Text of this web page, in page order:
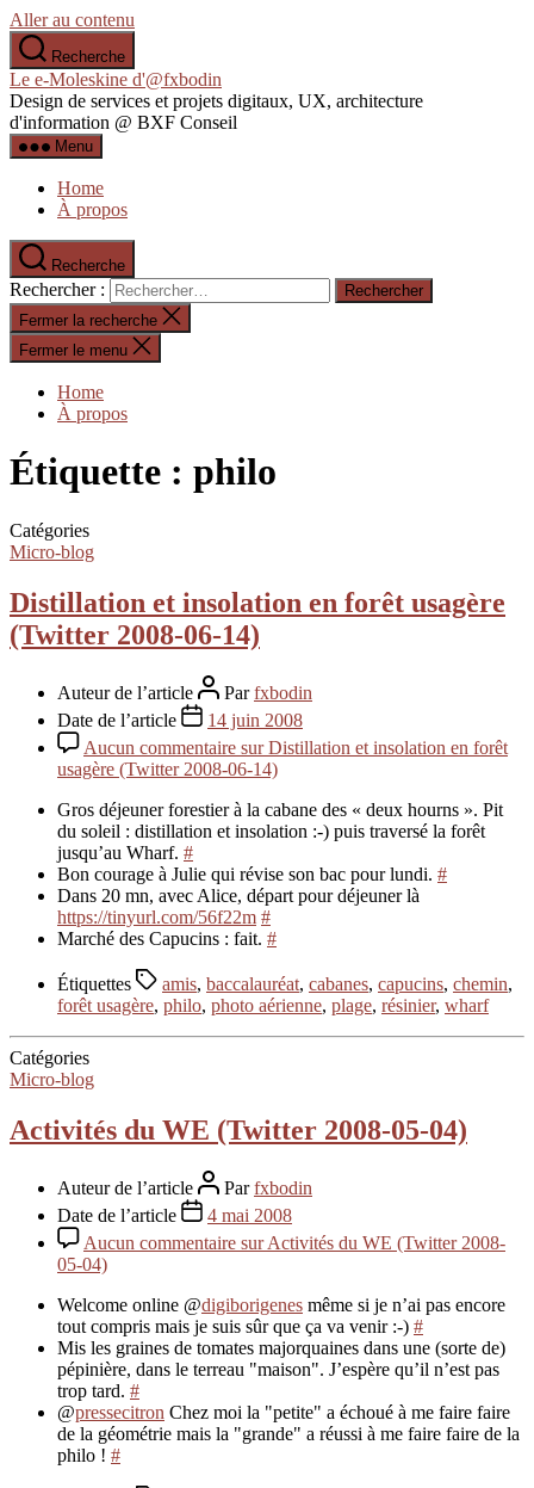
Aller au contenu
Recherche
Le e-Moleskine d'@fxbodin
Design de services et projets digitaux, UX, architecture
d'information @ BXF Conseil
Menu
Home
À propos
Recherche
Rechercher :
Fermer la recherche
Fermer le menu
Home
À propos
Étiquette : philo
Catégories
Micro-blog
Distillation et insolation en forêt usagère
(Twitter 2008-06-14)
Auteur de l’article Parfxbodin
Date de l’article
14 juin 2008
Aucun commentaire sur Distillation et insolation en forêt
usagère (Twitter 2008-06-14)
Gros déjeuner forestier à la cabane des « deux hourns ». Pit
du soleil : distillation et insolation :-) puis traversé la forêt
jusqu’au Wharf. #
Bon courage à Julie qui révise son bac pour lundi. #
Dans 20 mn, avec Alice, départ pour déjeuner là
https://tinyurl.com/56f22m #
Marché des Capucins : fait. #
Étiquettes amis, baccalauréat, cabanes, capucins, chemin,
forêt usagère, philo, photo aérienne, plage, résinier, wharf
Catégories
Micro-blog
Activités du WE (Twitter 2008-05-04)
Auteur de l’article Parfxbodin
Date de l’article
4 mai 2008
Aucun commentaire sur Activités du WE (Twitter 2008-
05-04)
Welcome online @digiborigenes même si je n’ai pas encore
tout compris mais je suis sûr que ça va venir :-) #
Mis les graines de tomates majorquaines dans une (sorte de)
pépinière, dans le terreau "maison". J’espère qu’il n’est pas
trop tard. #
@pressecitron Chez moi la "petite" a échoué à me faire faire
de la géométrie mais la "grande" a réussi à me faire faire de la
philo ! #